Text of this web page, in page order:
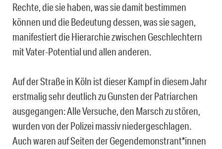
Rechte, die sie haben, was sie damit bestimmen
können und die Bedeutung dessen, was sie sagen,
manifestiert die Hierarchie zwischen Geschlechtern
mit Vater-Potential und allen anderen.
Auf der Straße in Köln ist dieser Kampf in diesem Jahr
erstmalig sehr deutlich zu Gunsten der Patriarchen
ausgegangen: Alle Versuche, den Marsch zu stören,
wurden von der Polizei massiv niedergeschlagen.
Auch waren auf Seiten der Gegendemonstrant*innen